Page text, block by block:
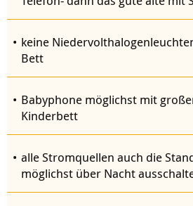
keine
Bett
Babyphone möglichst mit
Kinderbett
alle Stromquellen auch die
möglichst über Nacht